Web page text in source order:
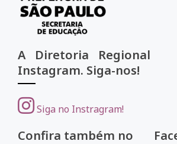
A Diretoria
Instagram. Siga-nos!
Siga no Instragram!
Confira também no